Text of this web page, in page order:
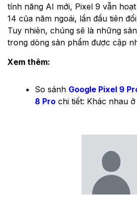
tính năng AI mới, Pixel 9 vẫn
14 của năm ngoái, lần đầu tiên
Tuy nhiên, chúng sẽ là những
trong dòng sản phẩm được cập
Xem thêm:
So sánh Google Pixel 9
8 Pro chi tiết: Khác nhau ở